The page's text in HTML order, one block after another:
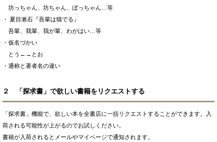
坊っちゃん、坊ちゃん、ぼっちゃん…等
・ 夏目漱石『吾輩は猫でる』
吾輩、我輩、我が輩、わがはい…等
・仮名づかい
とう←→とお
・通称と著者名の違い
２ 「探求書」で欲しい書籍をリクエストする
「探求書」機能で、欲しい本を全書店に一括リクエストすることができます。入
荷される可能性が上がるのでお試しください。
書籍が入荷されるとメールやマイページで通知されます。